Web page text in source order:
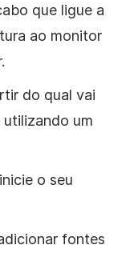
que ligue a
ao monitor
do qual vai
um
o seu
fontes